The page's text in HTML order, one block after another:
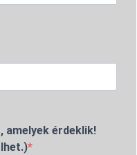
amelyek érdeklik!